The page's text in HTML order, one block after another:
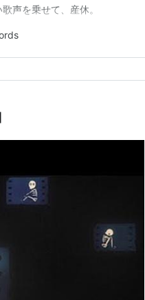
声を乗せて、産休。